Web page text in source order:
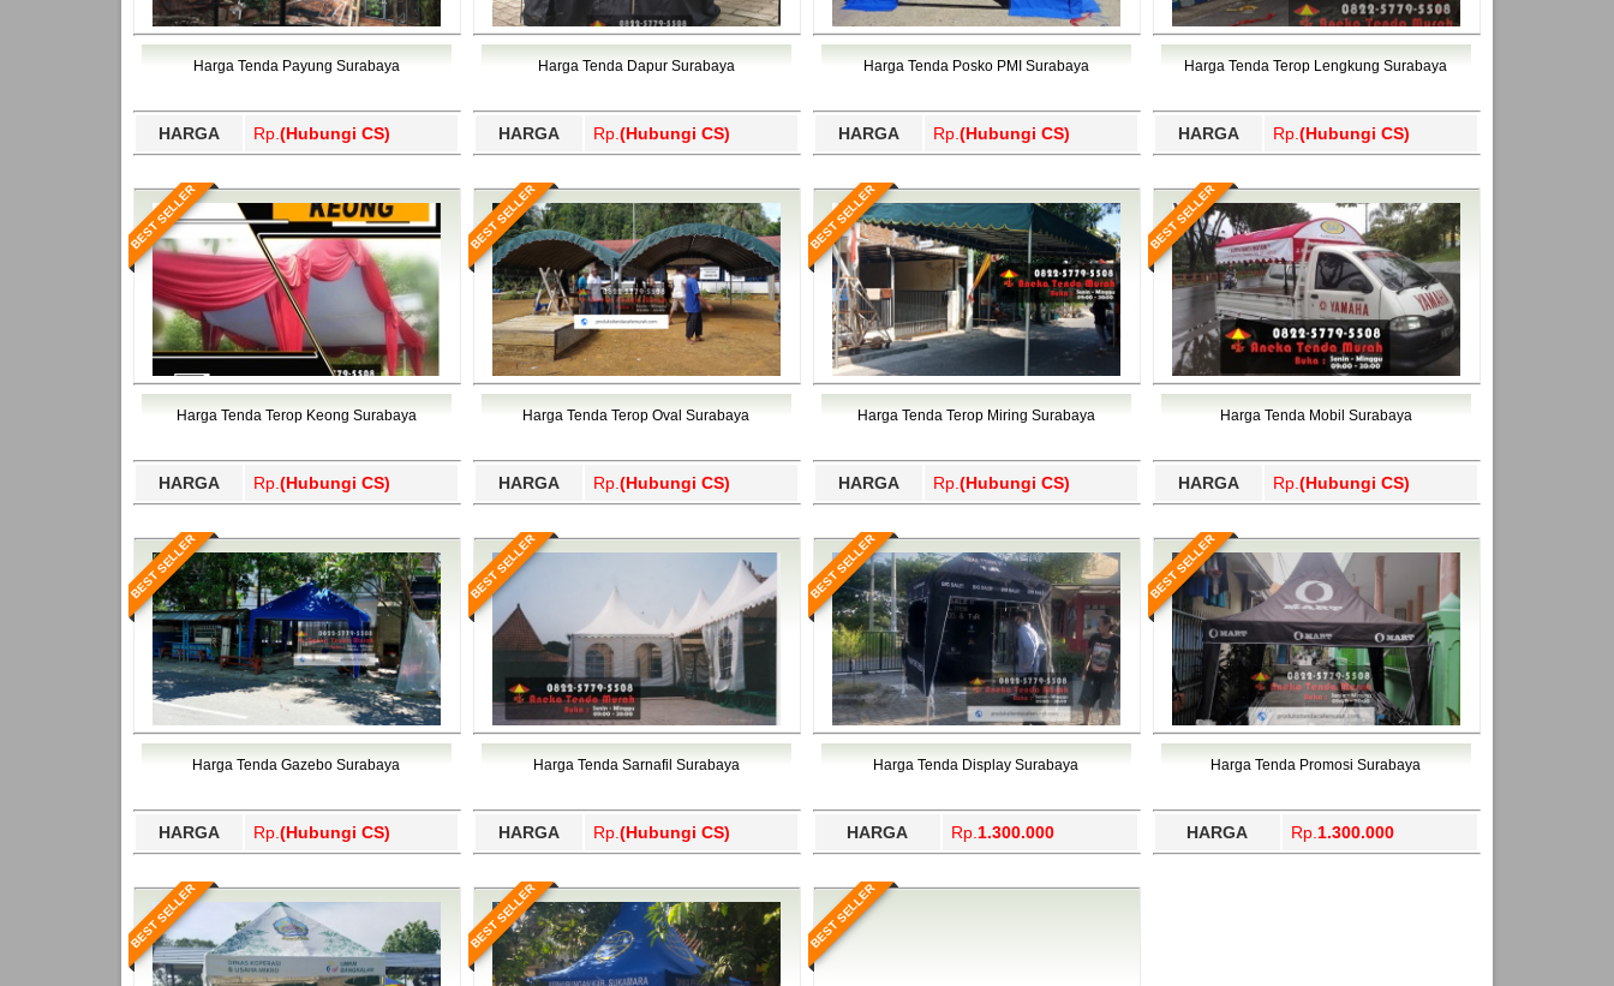
Harga Tenda Payung Surabaya
HARGA Rp. (Hubungi CS)
Harga Tenda Dapur Surabaya
HARGA Rp. (Hubungi CS)
Harga Tenda Posko PMI Surabaya
HARGA Rp. (Hubungi CS)
Harga Tenda Terop Lengkung Surabaya
HARGA Rp. (Hubungi CS)
BEST SELLER
Harga Tenda Terop Keong Surabaya
HARGA Rp. (Hubungi CS)
BEST SELLER
Harga Tenda Terop Oval Surabaya
HARGA Rp. (Hubungi CS)
BEST SELLER
Harga Tenda Terop Miring Surabaya
HARGA Rp. (Hubungi CS)
BEST SELLER
Harga Tenda Mobil Surabaya
HARGA Rp. (Hubungi CS)
BEST SELLER
Harga Tenda Gazebo Surabaya
HARGA Rp. (Hubungi CS)
BEST SELLER
Harga Tenda Sarnafil Surabaya
HARGA Rp. (Hubungi CS)
BEST SELLER
Harga Tenda Display Surabaya
HARGA Rp. 1.300.000
BEST SELLER
Harga Tenda Promosi Surabaya
HARGA Rp. 1.300.000
BEST SELLER BEST SELLER BEST SELLER